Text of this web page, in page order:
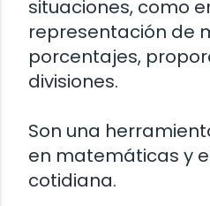
situaciones, como
representación de
porcentajes,
divisiones.
Son una
en matemáticas y
cotidiana.